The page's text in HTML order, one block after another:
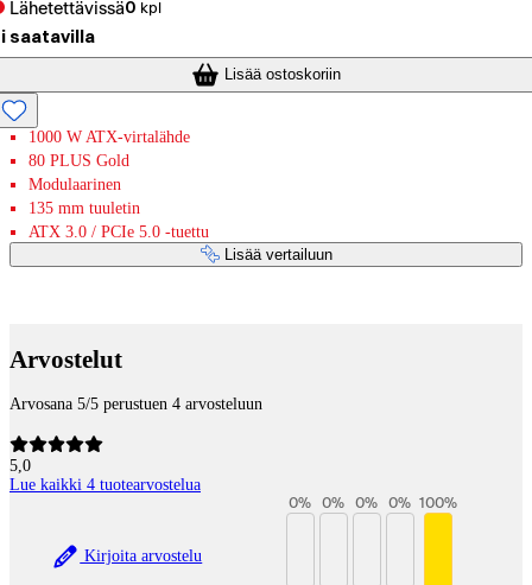
Lähetettävissä0 kpl
saatavilla
Lisää ostoskoriin
1000 W ATX-virtalähde
80 PLUS Gold
Modulaarinen
135 mm tuuletin
ATX 3.0 / PCIe 5.0 -tuettu
Lisää vertailuun
Arvostelut
Arvosana 5/5 perustuen 4 arvosteluun
5,0
Lue kaikki 4 tuotearvostelua
Kirjoita arvostelu
0% 0% 0% 0% 100%